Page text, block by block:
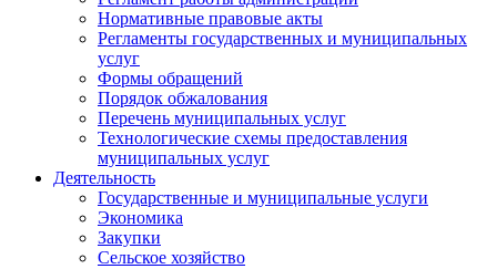
Нормативные правовые акты
Регламенты государственных и муниципальных
услуг
Формы обращений
Порядок обжалования
Перечень муниципальных услуг
Технологические схемы предоставления
муниципальных услуг
Деятельность
Государственные и муниципальные услуги
Экономика
Закупки
Сельское хозяйство